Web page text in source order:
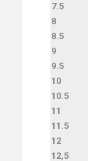
7.5
8
8.5
9
9.5
10
10.5
11
11.5
12
12,5